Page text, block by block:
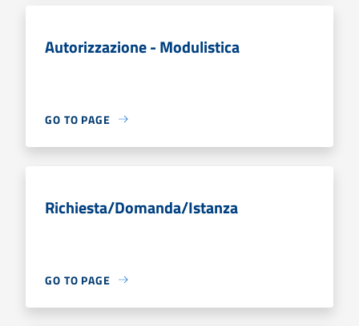
Autorizzazione - Modulistica
GO TO PAGE
Richiesta/Domanda/Istanza
GO TO PAGE